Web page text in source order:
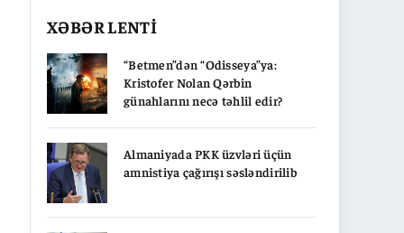
XƏBƏR LENTİ
“Betmen”dən “Odisseya”ya:
Kristofer Nolan Qərbin
günahlarını necə təhlil edir?
Almaniyada PKK üzvləri üçün
amnistiya çağırışı səsləndirilib